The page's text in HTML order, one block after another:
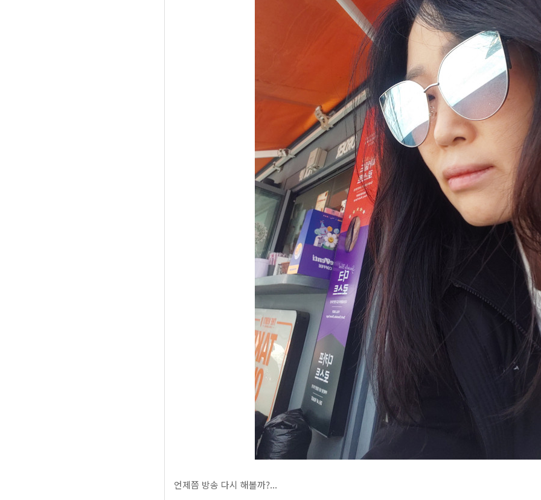
언제쯤 방송 다시 해볼까?...